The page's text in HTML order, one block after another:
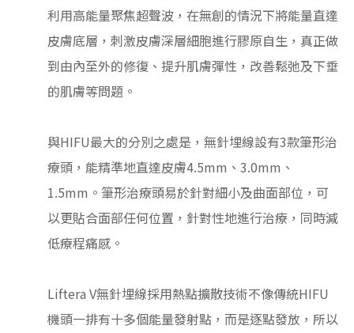
利用高能量聚焦超聲波，在無創的情況下將能量直達
皮膚底層，刺激皮膚深層細胞進行膠原自生，真正做
到由內至外的修復、提升肌膚彈性，改善鬆弛及下垂
的肌膚等問題。
與HIFU最大的分別之處是，無針埋線設有3款筆形治
療頭，能精準地直達皮膚4.5mm、3.0mm、
1.5mm。筆形治療頭易於針對細小及曲面部位，可
以更貼合面部任何位置，針對性地進行治療，同時減
低療程痛感。
Liftera V無針埋線採用熱點擴散技術不像傳統HIFU
機頭一排有十多個能量發射點，而是逐點發放，所以